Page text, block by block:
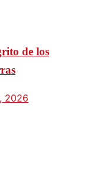
de los
2026